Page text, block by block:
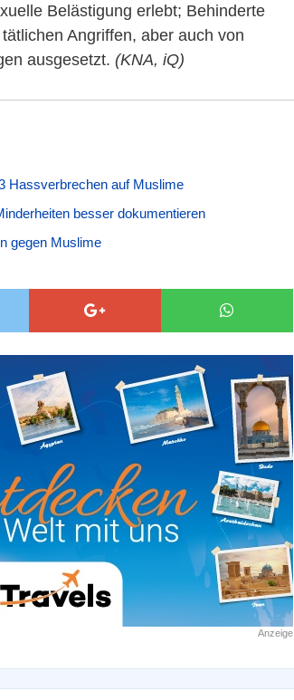
Belästigung erlebt; Behinderte
Angriffen, aber auch von
ausgesetzt. (KNA, iQ)
Hassverbrechen auf Muslime
besser dokumentieren
gegen Muslime
Anzeige